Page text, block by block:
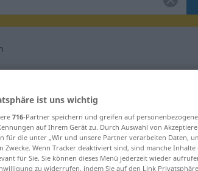
für "abräumen"
ist uns wichtig
716-Partner speichern und greifen auf
auf Ihrem Gerät zu. Durch Auswahl von
für die unter „Wir und unsere Partner verarbeiten Daten,
Zwecke. Wenn Tracker deaktiviert sind, sind manche
für Sie. Sie können dieses Menü jederzeit wieder
zu widerrufen, indem Sie auf den Link